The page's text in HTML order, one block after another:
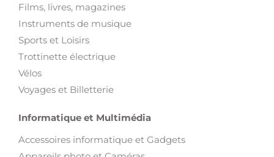
Films, livres, magazines
Instruments de musique
Sports et Loisirs
Trottinette électrique
Vélos
Voyages et Billetterie
Informatique et Multimédia
Accessoires informatique et Gadgets